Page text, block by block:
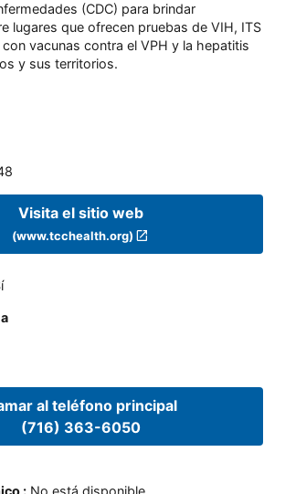
(CDC) para brindar
lugares que ofrecen pruebas de VIH, ITS
vacunas contra el VPH y la hepatitis
y sus territorios.
Visita el sitio web
(www.tcchealth.org)
al teléfono principal
(716) 363-6050
: No está disponible